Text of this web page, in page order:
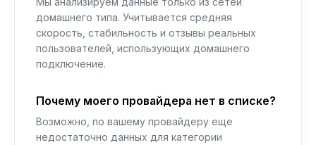
домашнего типа. Учитывается средняя
скорость, стабильность и отзывы реальных
пользователей, использующих домашнего
подключение.
Почему моего провайдера нет в списке?
Возможно, по вашему провайдеру еще
недостаточно данных для категории